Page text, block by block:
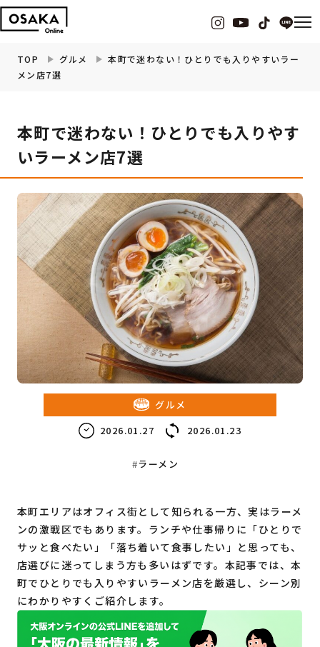
観光・お出かけ
イベント
ビューティー
フィットネス
暮らし
教育・子育て
ビジネス
TOP グルメ
本町で迷わない！ひとりでも入りやすいラー
メン店7選
本町で迷わない！ひとりでも入りやす
いラーメン店7選
グルメ
2026.01.27
2026.01.23
ラーメン
本町エリアはオフィス街として知られる一方、実はラーメ
ンの激戦区でもあります。ランチや仕事帰りに「ひとりで
サッと食べたい」「落ち着いて食事したい」と思っても、
店選びに迷ってしまう方も多いはずです。本記事では、本
町でひとりでも入りやすいラーメン店を厳選し、シーン別
にわかりやすくご紹介します。